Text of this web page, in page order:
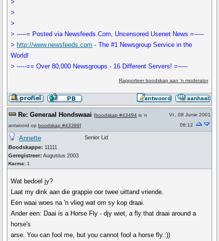
>
>
>
> -----= Posted via Newsfeeds.Com, Uncensored Usenet News =-----
> http://www.newsfeeds.com - The #1 Newsgroup Service in the
World!
> -----== Over 80,000 Newsgroups - 16 Different Servers! =-----
Rapporteer boodskap aan 'n moderator
Re: Generaal Hondswaai [boodskap #43494 is 'n
antwoord op boodskap #43399]
Vr., 08 Junie 2001
06:12
Annette
Boodskappe: 11111
Geregistreer: Augustus 2003
Karma: 1
Senior Lid
Wat bedoel jy?
Laat my dink aan die grappie oor twee uittand vriende.
Een waai woes na 'n vlieg wat om sy kop draai.
Ander een: Daai is a Horse Fly - djy wiet, a fly that draai around a
horse's
arse. You can fool me, but you cannot fool a horse fly.:))